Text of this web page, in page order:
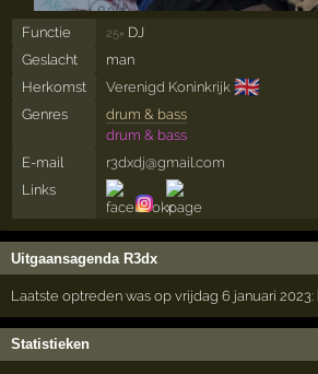
Functie 25× DJ
Geslacht
man
Herkomst
Verenigd Koninkrijk 🇬🇧
Genres
drum & bass
drum & bass
E-mail
r3dxdj@gmail.com
Links
Uitgaansagenda R3dx
Laatste optreden was op vrijdag 6 januari 2023:
Statistieken